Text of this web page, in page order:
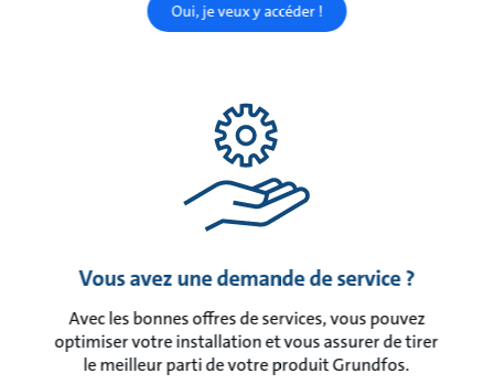
Oui, je veux y accéder !
Vous avez une demande de service ?
Avec les bonnes offres de services, vous pouvez
optimiser votre installation et vous assurer de tirer
le meilleur parti de votre produit Grundfos.